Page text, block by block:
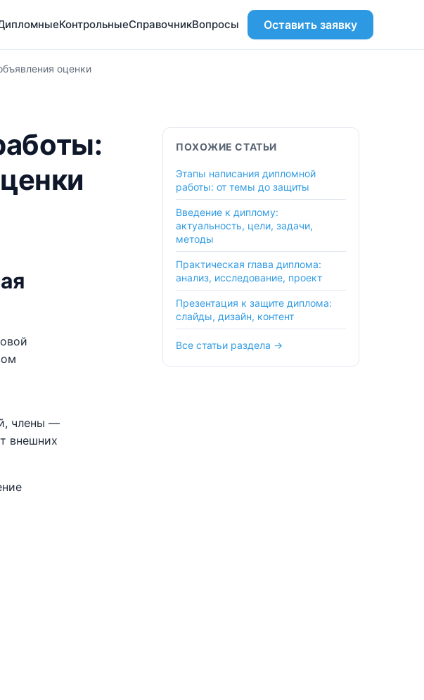
КонтрольныеСправочникВопросы Оставить заявку
оценки
члены —
внешних
ПОХОЖИЕ СТАТЬИ
Этапы написания дипломной
работы: от темы до защиты
Введение к диплому:
актуальность, цели, задачи,
методы
Практическая глава диплома:
анализ, исследование, проект
Презентация к защите диплома:
слайды, дизайн, контент
Все статьи раздела →